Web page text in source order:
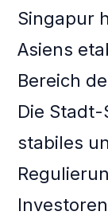
Singapur
Asiens
Bereich
Die
stabiles